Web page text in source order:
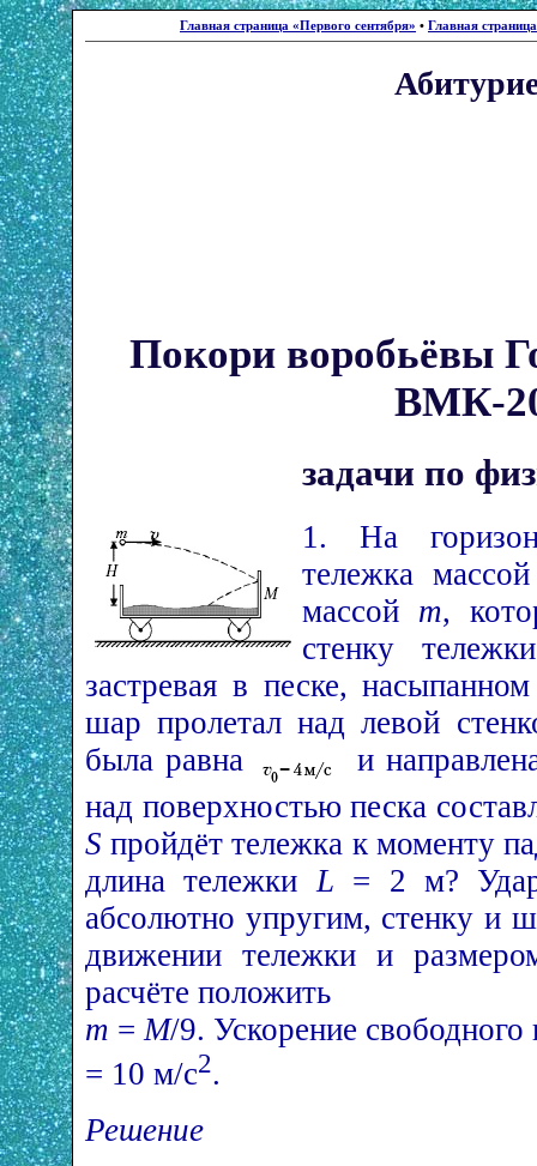
Главная страница «Первого сентября» • Главная
Покори воробьёвы
ВМК-
задачи по
1. На
тележка
массой m,
стенку
застревая в песке,
шар пролетал над левой
была равна
и
над поверхностью песка
S пройдёт тележка к моменту
длина тележки L = 2 м?
абсолютно упругим, стенку и
движении тележки и
расчёте положить
m = M/9. Ускорение
= 10 м/с2.
Решение